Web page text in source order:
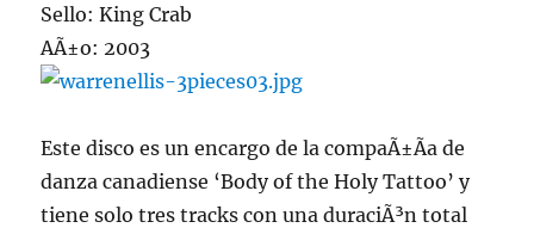
Sello: King Crab
AÃ±o: 2003
Este disco es un encargo de la compaÃ±Ã­a de
danza canadiense ‘Body of the Holy Tattoo’ y
tiene solo tres tracks con una duraciÃ³n total